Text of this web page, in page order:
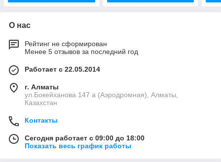
О нас
Рейтинг не сформирован
Менее 5 отзывов за последний год
Работает с 22.05.2014
г. Алматы
ул.Бокейханова 147 а (Аэродромная), Алматы,
Казахстан
Контакты
Сегодня работает с 09:00 до 18:00
Показать весь график работы